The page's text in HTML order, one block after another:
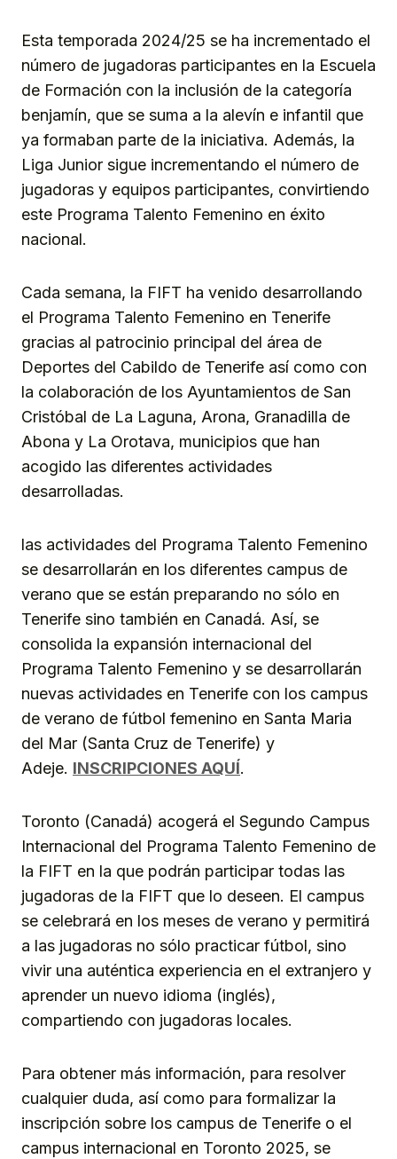
Esta temporada 2024/25 se ha incrementado el
número de jugadoras participantes en la Escuela
de Formación con la inclusión de la categoría
benjamín, que se suma a la alevín e infantil que
ya formaban parte de la iniciativa. Además, la
Liga Junior sigue incrementando el número de
jugadoras y equipos participantes, convirtiendo
este Programa Talento Femenino en éxito
nacional.
Cada semana, la FIFT ha venido desarrollando
el Programa Talento Femenino en Tenerife
gracias al patrocinio principal del área de
Deportes del Cabildo de Tenerife así como con
la colaboración de los Ayuntamientos de San
Cristóbal de La Laguna, Arona, Granadilla de
Abona y La Orotava, municipios que han
acogido las diferentes actividades
desarrolladas.
las actividades del Programa Talento Femenino
se desarrollarán en los diferentes campus de
verano que se están preparando no sólo en
Tenerife sino también en Canadá. Así, se
consolida la expansión internacional del
Programa Talento Femenino y se desarrollarán
nuevas actividades en Tenerife con los campus
de verano de fútbol femenino en Santa Maria
del Mar (Santa Cruz de Tenerife) y
Adeje. INSCRIPCIONES AQUÍ.
Toronto (Canadá) acogerá el Segundo Campus
Internacional del Programa Talento Femenino de
la FIFT en la que podrán participar todas las
jugadoras de la FIFT que lo deseen. El campus
se celebrará en los meses de verano y permitirá
a las jugadoras no sólo practicar fútbol, sino
vivir una auténtica experiencia en el extranjero y
aprender un nuevo idioma (inglés),
compartiendo con jugadoras locales.
Para obtener más información, para resolver
cualquier duda, así como para formalizar la
inscripción sobre los campus de Tenerife o el
campus internacional en Toronto 2025, se